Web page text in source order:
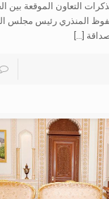
التعاون الموقعة بين
المنذري رئيس مجلس
[…]